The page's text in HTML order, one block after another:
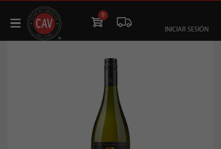
0
INICIAR SESIÓN